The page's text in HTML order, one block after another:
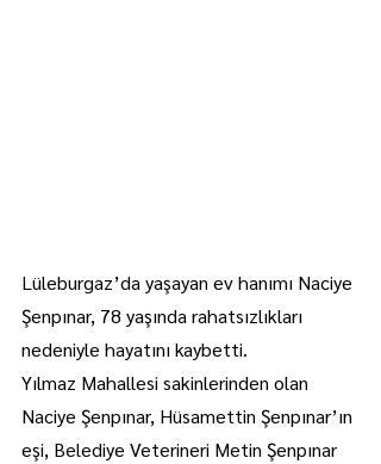
Lüleburgaz’da yaşayan ev hanımı Naciye
Şenpınar, 78 yaşında rahatsızlıkları
nedeniyle hayatını kaybetti.
Yılmaz Mahallesi sakinlerinden olan
Naciye Şenpınar, Hüsamettin Şenpınar’ın
eşi, Belediye Veterineri Metin Şenpınar